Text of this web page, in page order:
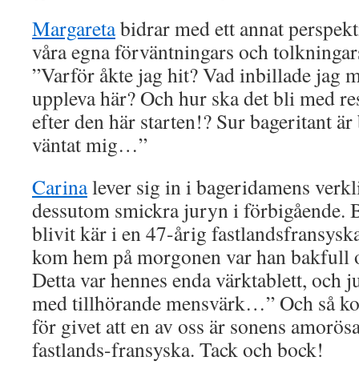
Margaretabidrar med ett annat
våra egna förväntningars och
”Varför åkte jag hit? Vad inbillade jag
uppleva här? Och hur ska det bli med
efter den här starten!? Sur bageritant
väntat mig…”
Carinalever sig in i bageridamens
dessutom smickra juryn i förbigående.
blivit kär i en 47-årig
kom hem på morgonen var han bakfull
Detta var hennes enda värktablett, och
med tillhörande mensvärk…” Och så
för givet att en av oss är sonens
fastlands-fransyska. Tack och bock!